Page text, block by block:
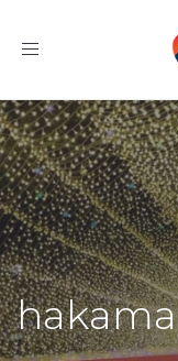
Toggle navigation
hakama